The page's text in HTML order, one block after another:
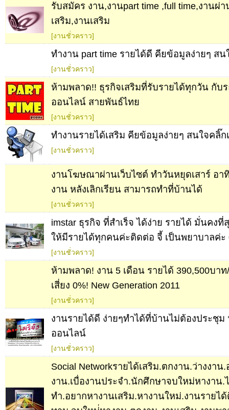
รับสมัคร งาน,งานpart time ,full time,งานผ่
เสริม,งานเสริม
[งานชั่วคราว]
ทำงาน part time รายได้ดี คียข้อมูลง่ายๆ สน
[งานชั่วคราว]
ห้ามพลาด!! ธุรกิจเสริมที่รับรายได้ทุกวัน กับ
ออนไลน์ สายพันธ์ไทย
[งานชั่วคราว]
ทำงานรายได้เสริม คียข้อมูลง่ายๆ สนใจคลิ๊ก
[งานชั่วคราว]
งานโฆษณาผ่านเว็บไซต์ ทำวันหยุดเสาร์ อา
งาน หลังเลิกเรียน สามารถทำที่บ้านได้
[งานชั่วคราว]
imstar ธุรกิจ ที่สำเร็จ ได้ง่าย รายได้ มั่นคงที่
ให้มีรายได้ทุกคนค่ะติดต่อ จี้ เป็นพยาบาลค่ะ
[งานชั่วคราว]
ห้ามพลาด! งาน 5 เดือน รายได้ 390,500บา
เสี่ยง 0%! New Generation 2011
[งานชั่วคราว]
งานรายได้ดี ง่ายๆทำได้ที่บ้านไม่ต้องประชุม
ออนไลน์
[งานชั่วคราว]
Social Networkรายได้เสริม.ตกงาน.ว่างงาน
งาน.เบื่องานประจำ.นักศึกษาจบใหม่หางาน.
ทำ.อยากหางานเสริม.หางานใหม่.งานรายไ